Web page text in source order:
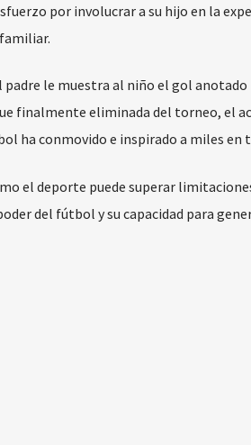
por involucrar a su hijo en la
le muestra al niño el gol anotado
finalmente eliminada del torneo, el
ha conmovido e inspirado a miles en
el deporte puede superar
del fútbol y su capacidad para